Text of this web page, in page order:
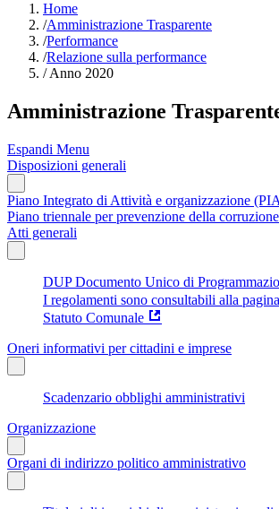
Home
/Amministrazione Trasparente
/Performance
/Relazione sulla performance
/Anno 2020
Amministrazione
Espandi Menu
Disposizioni generali
Piano Integrato di Attività e organizzazione
Piano triennale per prevenzione della
Atti generali
DUP Documento Unico di
I regolamenti sono consultabili alla
Statuto Comunale
Oneri informativi per cittadini e imprese
Scadenzario obblighi amministrativi
Organizzazione
Organi di indirizzo politico amministrativo